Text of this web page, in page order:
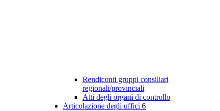
Rendiconti gruppi consiliari
regionali/provinciali
Atti degli organi di controllo
Articolazione degli uffici 6